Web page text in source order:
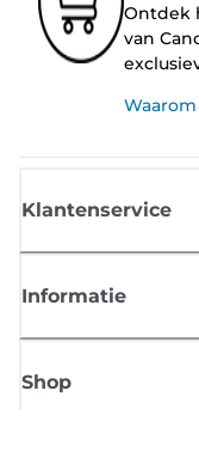
Ontdek
van
Klantenservice
Informatie
Shop